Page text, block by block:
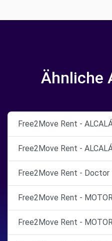
Ähnliche
Free2Move Rent -
Free2Move Rent -
Free2Move Rent - Doctor
Free2Move Rent -
Free2Move Rent -